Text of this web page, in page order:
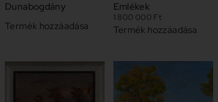
Dunabogdány
Termék hozzáadása
Emlékek
1 800 000 Ft
Termék hozzáadása